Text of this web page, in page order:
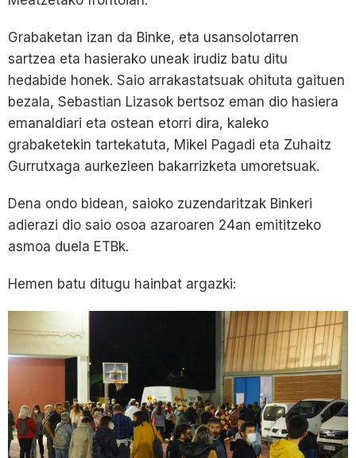
Grabaketan izan da Binke, eta usansolotarren
sartzea eta hasierako uneak irudiz batu ditu
hedabide honek. Saio arrakastatsuak ohituta gaituen
bezala, Sebastian Lizasok bertsoz eman dio hasiera
emanaldiari eta ostean etorri dira, kaleko
grabaketekin tartekatuta, Mikel Pagadi eta Zuhaitz
Gurrutxaga aurkezleen bakarrizketa umoretsuak.
Dena ondo bidean, saioko zuzendaritzak Binkeri
adierazi dio saio osoa azaroaren 24an emititzeko
asmoa duela ETBk.
Hemen batu ditugu hainbat argazki: